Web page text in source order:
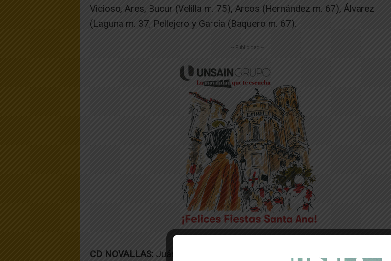
Vicioso, Ares, Bucur (Velilla m. 75), Arcos (Hernández m. 67), Álvarez
(Laguna m. 37, Pellejero y García (Baquero m. 67).
-- Publicidad --
CD NOVALLAS:Juárez, Serrano (Cristian m. 79), Pedro, Tito, Ismael (Hugo